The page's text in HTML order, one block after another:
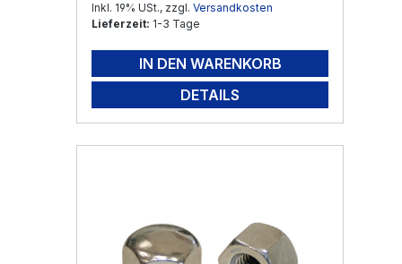
Inkl. 19% USt., zzgl. Versandkosten
Lieferzeit: 1-3 Tage
IN DEN WARENKORB
DETAILS